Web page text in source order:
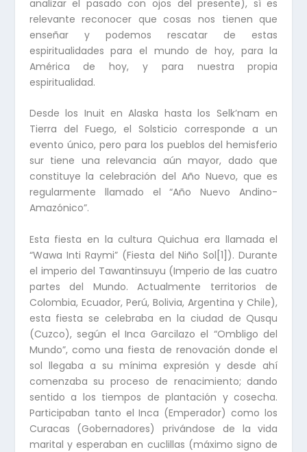
analizar el pasado con ojos del presente), sí es
relevante reconocer que cosas nos tienen que
enseñar y podemos rescatar de estas
espiritualidades para el mundo de hoy, para la
América de hoy, y para nuestra propia
espiritualidad.
Desde los Inuit en Alaska hasta los Selk’nam en
Tierra del Fuego, el Solsticio corresponde a un
evento único, pero para los pueblos del hemisferio
sur tiene una relevancia aún mayor, dado que
constituye la celebración del Año Nuevo, que es
regularmente llamado el “Año Nuevo Andino-
Amazónico”.
Esta fiesta en la cultura Quichua era llamada el
“Wawa Inti Raymi” (Fiesta del Niño Sol [1] ). Durante
el imperio del Tawantinsuyu (Imperio de las cuatro
partes del Mundo. Actualmente territorios de
Colombia, Ecuador, Perú, Bolivia, Argentina y Chile),
esta fiesta se celebraba en la ciudad de Qusqu
(Cuzco), según el Inca Garcilazo el “Ombligo del
Mundo”, como una fiesta de renovación donde el
sol llegaba a su mínima expresión y desde ahí
comenzaba su proceso de renacimiento; dando
sentido a los tiempos de plantación y cosecha.
Participaban tanto el Inca (Emperador) como los
Curacas (Gobernadores) privándose de la vida
marital y esperaban en cuclillas (máximo signo de